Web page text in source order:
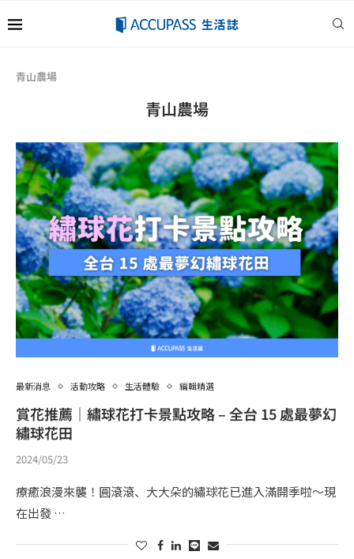
青山農場
青山農場
最新消息 活動攻略 生活體驗 編輯精選
賞花推薦｜繡球花打卡景點攻略 – 全台 15 處最夢幻
繡球花田
2024/05/23
療癒浪漫來襲！圓滾滾、大大朵的繡球花已進入滿開季啦～現
在出發 …